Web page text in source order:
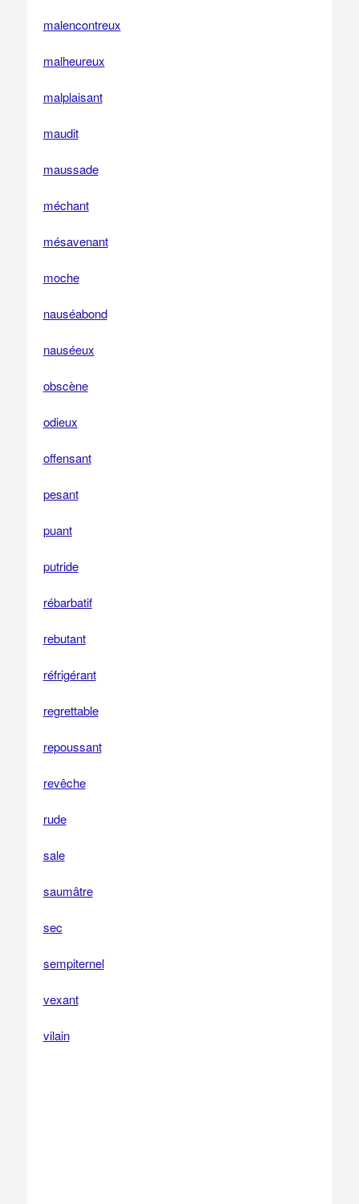
malencontreux
malheureux
malplaisant
maudit
maussade
méchant
mésavenant
moche
nauséabond
nauséeux
obscène
odieux
offensant
pesant
puant
putride
rébarbatif
rebutant
réfrigérant
regrettable
repoussant
revêche
rude
sale
saumâtre
sec
sempiternel
vexant
vilain